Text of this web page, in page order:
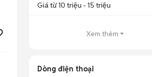
Giá từ 10 triệu - 15 triệu
Xem thêm
Dòng điện thoại